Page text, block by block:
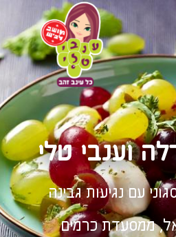
וענבי טלי
עם נגיעות גבינה
ממסעדת כרמים